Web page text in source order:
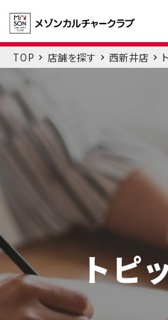
トピ
TOP 店舗を探す 西新井店